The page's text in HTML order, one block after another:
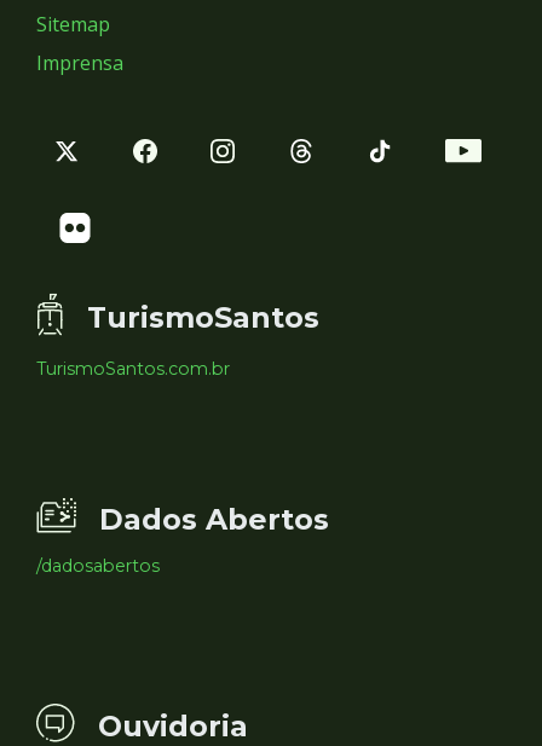
Sitemap
Imprensa
TurismoSantos
TurismoSantos.com.br
Dados Abertos
/dadosabertos
Ouvidoria